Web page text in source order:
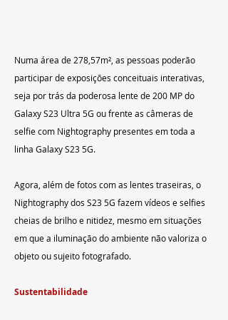
Numa área de 278,57m², as pessoas poderão
participar de exposições conceituais interativas,
seja por trás da poderosa lente de 200 MP do
Galaxy S23 Ultra 5G ou frente as câmeras de
selfie com Nightography presentes em toda a
linha Galaxy S23 5G.
Agora, além de fotos com as lentes traseiras, o
Nightography dos S23 5G fazem vídeos e selfies
cheias de brilho e nitidez, mesmo em situações
em que a iluminação do ambiente não valoriza o
objeto ou sujeito fotografado.
Sustentabilidade